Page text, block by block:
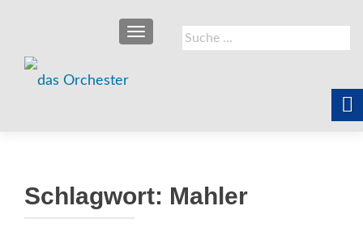
Suche
nach:
SCHALTE NAVIGATION
Schlagwort: Mahler